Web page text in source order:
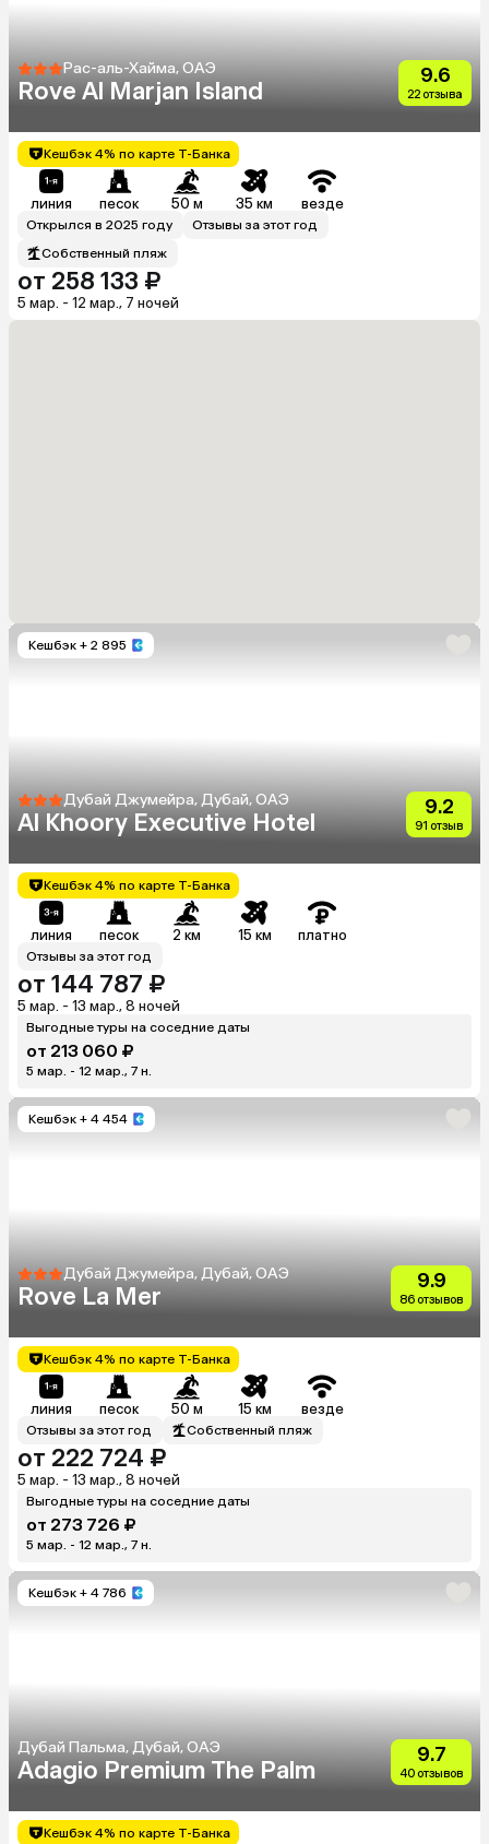
Рас-аль-Хайма, ОАЭ
Rove Al Marjan Island
9.6
22 отзыва
Кешбэк 4% по карте Т-Банка
линия песок 50 м 35 км везде
Открылся в 2025 году
Отзывы за этот год
Собственный пляж
от 258 133 ₽
5 мар. - 12 мар., 7 ночей
Кешбэк + 2 895
Дубай Джумейра, Дубай, ОАЭ
Al Khoory Executive Hotel
9.2
91 отзыв
Кешбэк 4% по карте Т-Банка
линия песок 2 км 15 км платно
Отзывы за этот год
от 144 787 ₽
5 мар. - 13 мар., 8 ночей
Выгодные туры на соседние даты
от 213 060 ₽
5 мар. - 12 мар., 7 н.
Кешбэк + 4 454
Дубай Джумейра, Дубай, ОАЭ
Rove La Mer
9.9
86 отзывов
Кешбэк 4% по карте Т-Банка
линия песок 50 м 15 км везде
Отзывы за этот год Собственный пляж
от 222 724 ₽
5 мар. - 13 мар., 8 ночей
Выгодные туры на соседние даты
от 273 726 ₽
5 мар. - 12 мар., 7 н.
Кешбэк + 4 786
Дубай Пальма, Дубай, ОАЭ
Adagio Premium The Palm
9.7
40 отзывов
Кешбэк 4% по карте Т-Банка